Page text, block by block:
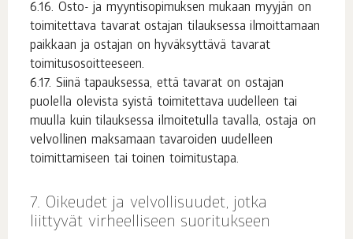
Osto- ja myyntisopimuksen mukaan myyjän on
toimitettava tavarat ostajan tilauksessa ilmoittamaan
paikkaan ja ostajan on hyväksyttävä tavarat
toimitusosoitteeseen.
Siinä tapauksessa, että tavarat on ostajan
puolella olevista syistä toimitettava uudelleen tai
muulla kuin tilauksessa ilmoitetulla tavalla, ostaja on
velvollinen maksamaan tavaroiden uudelleen
toimittamiseen tai toinen toimitustapa.
Oikeudet ja velvollisuudet, jotka
liittyvät virheelliseen suoritukseen